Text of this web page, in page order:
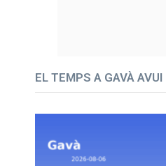
EL TEMPS A GAVÀ AVUI